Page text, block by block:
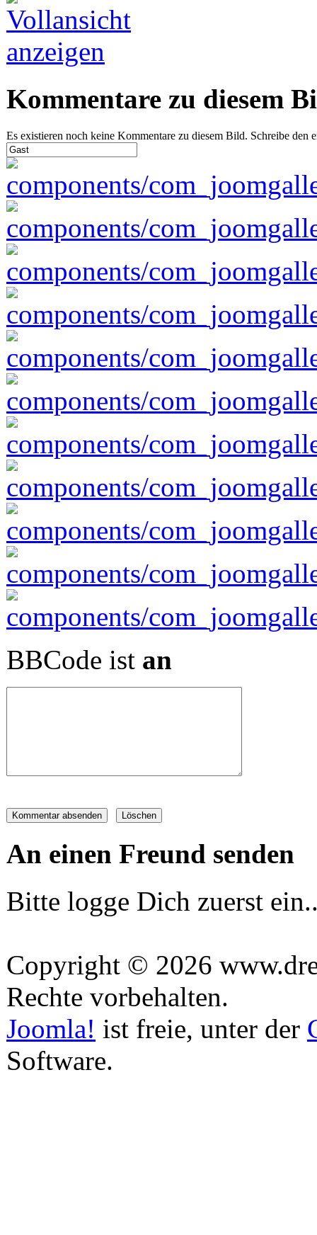
Kommentare zu diesem
Es existieren noch keine Kommentare zu diesem Bild. Schreibe den
BBCode ist an
An einen Freund senden
Bitte logge Dich zuerst
Copyright © 2026
Rechte vorbehalten.
Joomla! ist freie, unter der
Software.